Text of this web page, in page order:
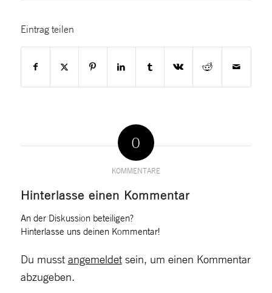
Eintrag teilen
0
KOMMENTARE
Hinterlasse einen Kommentar
An der Diskussion beteiligen?
Hinterlasse uns deinen Kommentar!
Du musst angemeldetsein, um einen Kommentar
abzugeben.